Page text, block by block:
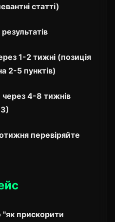
статті)
1-2 тижні (позиція
2-5 пунктів)
через 4-8 тижнів
перевіряйте
"як прискорити